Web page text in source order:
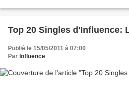
Top 20 Singles d'Influence:
Publié le 15/05/2011 à 07:00
Par Influence